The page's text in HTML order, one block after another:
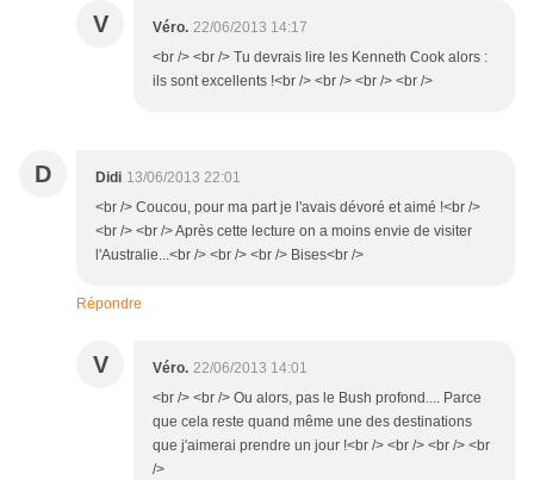
V Véro. 22/06/2013 14:17
<br /> <br /> Tu devrais lire les Kenneth Cook alors :
ils sont excellents !<br /> <br /> <br /> <br />
D Didi 13/06/2013 22:01
<br /> Coucou, pour ma part je l'avais dévoré et aimé !<br />
<br /> <br /> Après cette lecture on a moins envie de visiter
l'Australie...<br /> <br /> <br /> Bises<br />
Répondre
V Véro. 22/06/2013 14:01
<br /> <br /> Ou alors, pas le Bush profond.... Parce
que cela reste quand même une des destinations
que j'aimerai prendre un jour !<br /> <br /> <br /> <br
/>